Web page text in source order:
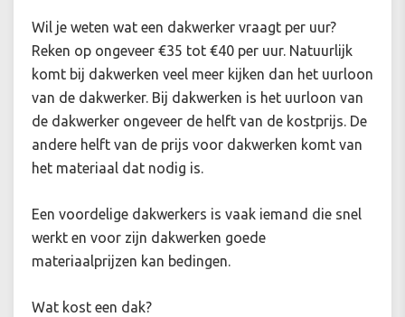
Wil je weten wat een dakwerker vraagt per uur?
Reken op ongeveer €35 tot €40 per uur. Natuurlijk
komt bij dakwerken veel meer kijken dan het uurloon
van de dakwerker. Bij dakwerken is het uurloon van
de dakwerker ongeveer de helft van de kostprijs. De
andere helft van de prijs voor dakwerken komt van
het materiaal dat nodig is.
Een voordelige dakwerkers is vaak iemand die snel
werkt en voor zijn dakwerken goede
materiaalprijzen kan bedingen.
Wat kost een dak?